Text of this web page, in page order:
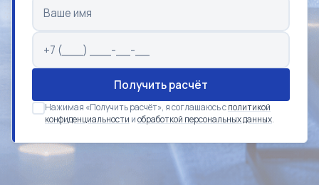
Получить расчёт
Нажимая «Получить расчёт», я соглашаюсь сполитикой
конфиденциальности иобработкой персональных данных.